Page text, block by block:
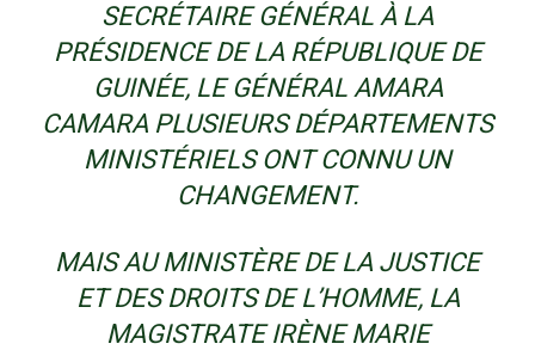
SECRÉTAIRE GÉNÉRAL À LA
PRÉSIDENCE DE LA RÉPUBLIQUE DE
GUINÉE, LE GÉNÉRAL AMARA
CAMARA PLUSIEURS DÉPARTEMENTS
MINISTÉRIELS ONT CONNU UN
CHANGEMENT.
MAIS AU MINISTÈRE DE LA JUSTICE
ET DES DROITS DE L’HOMME, LA
MAGISTRATE IRÈNE MARIE